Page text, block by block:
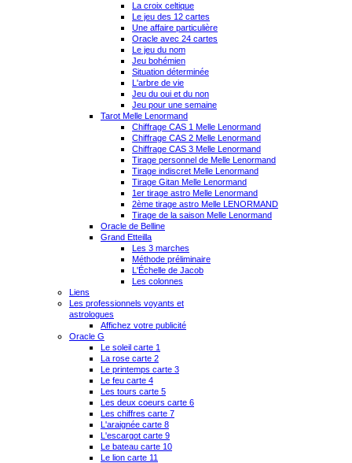
La croix celtique
Le jeu des 12 cartes
Une affaire particulière
Oracle avec 24 cartes
Le jeu du nom
Jeu bohémien
Situation déterminée
L'arbre de vie
Jeu du oui et du non
Jeu pour une semaine
Tarot Melle Lenormand
Chiffrage CAS 1 Melle Lenormand
Chiffrage CAS 2 Melle Lenormand
Chiffrage CAS 3 Melle Lenormand
Tirage personnel de Melle Lenormand
Tirage indiscret Melle Lenormand
Tirage Gitan Melle Lenormand
1er tirage astro Melle Lenormand
2ème tirage astro Melle LENORMAND
Tirage de la saison Melle Lenormand
Oracle de Belline
Grand Etteilla
Les 3 marches
Méthode préliminaire
L'Échelle de Jacob
Les colonnes
Liens
Les professionnels voyants et
astrologues
Affichez votre publicité
Oracle G
Le soleil carte 1
La rose carte 2
Le printemps carte 3
Le feu carte 4
Les tours carte 5
Les deux coeurs carte 6
Les chiffres carte 7
L'araignée carte 8
L'escargot carte 9
Le bateau carte 10
Le lion carte 11